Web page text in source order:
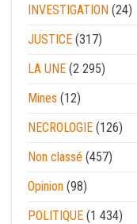
INVESTIGATION (24)
JUSTICE (317)
LA UNE (2 295)
Mines (12)
NECROLOGIE (126)
Non classé (457)
Opinion (98)
POLITIQUE (1 434)